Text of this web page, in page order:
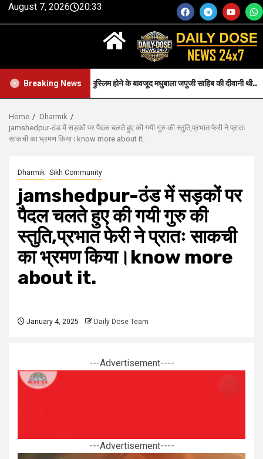
August 7, 2026 20:33
Breaking News
Faith-जन्म से मुस्लिम होने के बावजूद मधुबाला जपुजी साहिब की दीवानी थी..
Home
Dharmik
jamshedpur-ठंड में सड़कों पर पैदल चलते हुए की गयी गुरु की स्तुति,प्रभात फेरी ने प्रातः
साकची का भ्रमण किया।know more about it.
Dharmik Sikh Community
jamshedpur-ठंड में सड़कों पर
पैदल चलते हुए की गयी गुरु की
स्तुति,प्रभात फेरी ने प्रातः साकची
का भ्रमण किया।know more
about it.
January 4, 2025 Daily Dose Team
---Advertisement----
---Advertisement----